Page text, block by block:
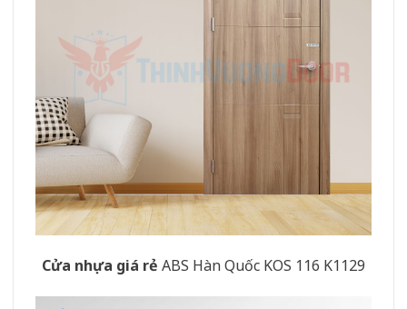
Cửa nhựa giá rẻ ABS Hàn Quốc KOS 116 K1129